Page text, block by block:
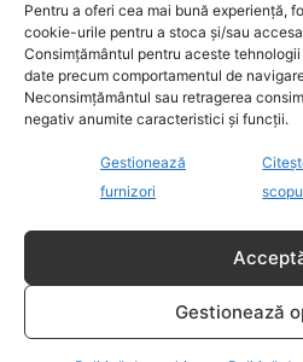
Pentru a oferi cea mai bună experiență,
cookie-urile pentru a stoca și/sau
Consimțământul pentru aceste
date precum comportamentul de
Neconsimțământul sau retragerea
negativ anumite caracteristici și funcții.
Gestionează
furnizori
Gestionează
Fostul primar din Baia Mare,
ajuns miercuri la
petrece următoarele 21...